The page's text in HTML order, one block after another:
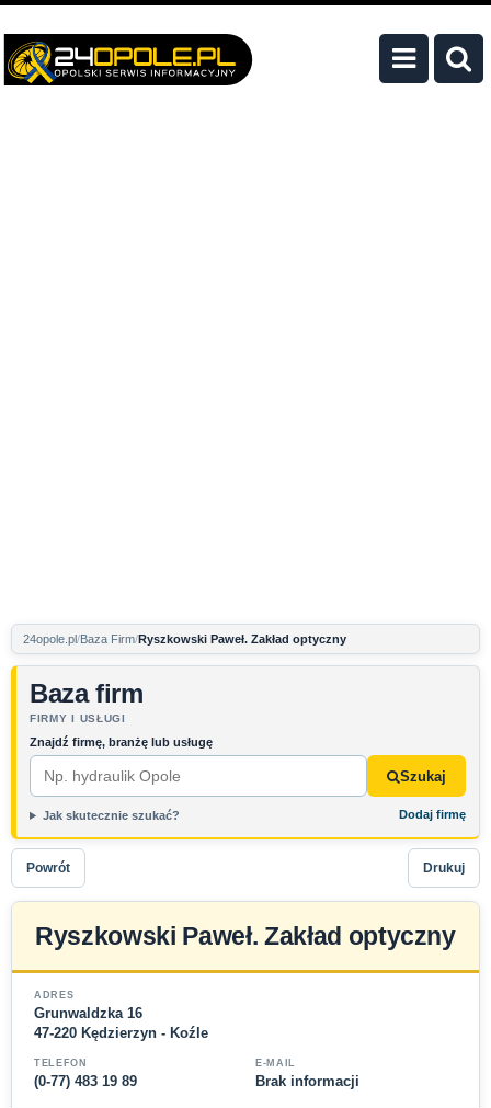
24opole.pl Baza Firm Ryszkowski Paweł. Zakład optyczny
Baza firm
FIRMY I USŁUGI
Znajdź firmę, branżę lub usługę
Szukaj
Jak skutecznie szukać? Dodaj firmę
Powrót Drukuj
Ryszkowski Paweł. Zakład optyczny
ADRES
Grunwaldzka 16
47-220 Kędzierzyn - Koźle
TELEFON
(0-77) 483 19 89
E-MAIL
Brak informacji